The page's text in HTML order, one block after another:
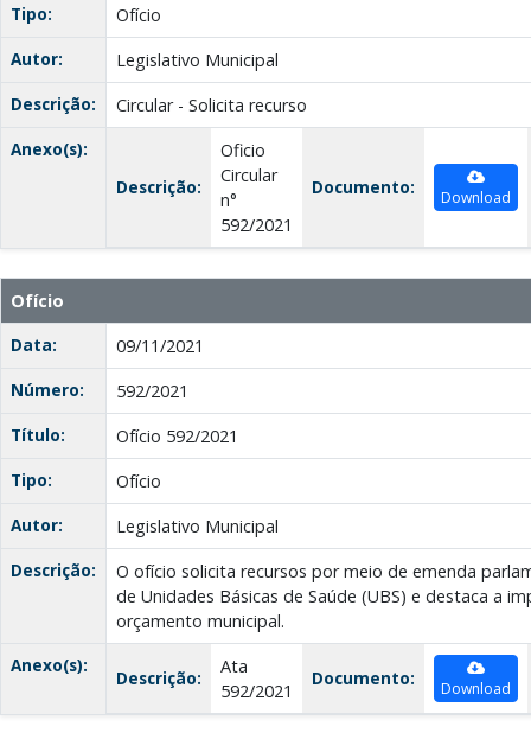
Tipo:
Ofício
Autor:
Legislativo Municipal
Descrição:
Circular - Solicita recurso
Anexo(s):
Descrição:
Oficio
Circular
n°
592/2021
Documento: Download
Ofício
Data:
09/11/2021
Número:
592/2021
Título:
Ofício 592/2021
Tipo:
Ofício
Autor:
Legislativo Municipal
Descrição:
O ofício solicita recursos por meio de emenda
de Unidades Básicas de Saúde (UBS) e destaca a
orçamento municipal.
Anexo(s):
Descrição:
Ata
592/2021
Documento: Download